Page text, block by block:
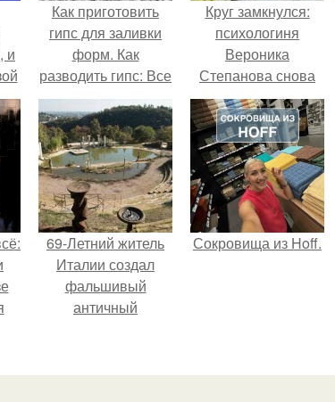
и
Как приготовить
гипс для заливки
форм. Как
разводить гипс: Все
о приготовлении
идеального
раствора
Круг замкнулся:
психологиня
Вероника
Степанова снова
вышла замуж за
собственного
бывшего мужа.
69-Летний житель
Италии создал
фальшивый
античный
успешно выдавал
Сокровища из Hoff.